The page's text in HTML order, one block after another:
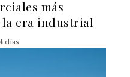
más
era industrial
días